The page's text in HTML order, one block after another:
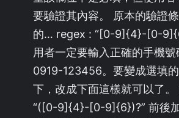
要驗證其內容。 原本的驗證
的… regex : “[0-9]{4}-[0-
用者一定要輸入正確的手機號
0919-123456。要變成選填
下，改成下面這樣就可以了
“([0-9]{4}-[0-9]{6})?” 前後